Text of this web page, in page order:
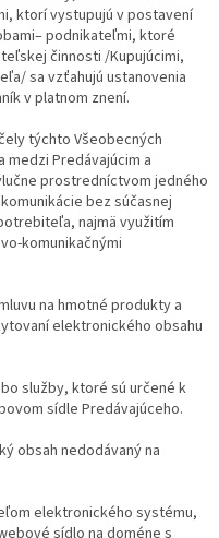
ktorí vystupujú v postavení
podnikateľmi, ktoré
činnosti /Kupujúcimi,
sa vzťahujú ustanovenia
v platnom znení.
týchto Všeobecných
Predávajúcim a
prostredníctvom jedného
bez súčasnej
najmä využitím
komunikačnými
na hmotné produkty a
elektronického obsahu
služby, ktoré sú určené k
sídle Predávajúceho.
obsah nedodávaný na
elektronického systému,
sídlo na doméne s